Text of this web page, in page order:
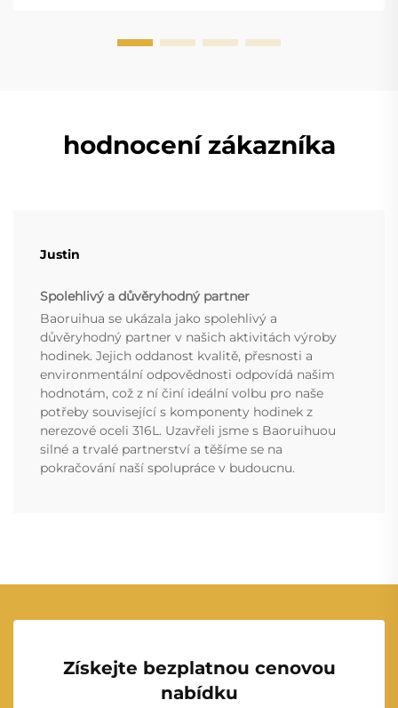
hodnocení zákazníka
Justin
Spolehlivý a důvěryhodný partner
Baoruihua se ukázala jako spolehlivý a
důvěryhodný partner v našich aktivitách výroby
hodinek. Jejich oddanost kvalitě, přesnosti a
environmentální odpovědnosti odpovídá našim
hodnotám, což z ní činí ideální volbu pro naše
potřeby související s komponenty hodinek z
nerezové oceli 316L. Uzavřeli jsme s Baoruihuou
silné a trvalé partnerství a těšíme se na
pokračování naší spolupráce v budoucnu.
Získejte bezplatnou cenovou
nabídku